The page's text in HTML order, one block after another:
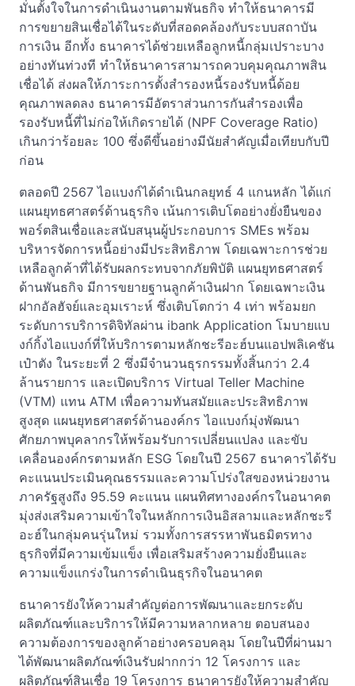
มั่นตั้งใจในการดำเนินงานตามพันธกิจ ทำให้ธนาคารมี
การขยายสินเชื่อได้ในระดับที่สอดคล้องกับระบบสถาบัน
การเงิน อีกทั้ง ธนาคารได้ช่วยเหลือลูกหนี้กลุ่มเปราะบาง
อย่างทันท่วงที ทำให้ธนาคารสามารถควบคุมคุณภาพสิน
เชื่อได้ ส่งผลให้ภาระการตั้งสำรองหนี้รองรับหนี้ด้อย
คุณภาพลดลง ธนาคารมีอัตราส่วนการกันสำรองเพื่อ
รองรับหนี้ที่ไม่ก่อให้เกิดรายได้ (NPF Coverage Ratio)
เกินกว่าร้อยละ 100 ซึ่งดีขึ้นอย่างมีนัยสำคัญเมื่อเทียบกับปี
ก่อน
ตลอดปี 2567 ไอแบงก์ได้ดำเนินกลยุทธ์ 4 แกนหลัก ได้แก่
แผนยุทธศาสตร์ด้านธุรกิจ เน้นการเติบโตอย่างยั่งยืนของ
พอร์ตสินเชื่อและสนับสนุนผู้ประกอบการ SMEs พร้อม
บริหารจัดการหนี้อย่างมีประสิทธิภาพ โดยเฉพาะการช่วย
เหลือลูกค้าที่ได้รับผลกระทบจากภัยพิบัติ แผนยุทธศาสตร์
ด้านพันธกิจ มีการขยายฐานลูกค้าเงินฝาก โดยเฉพาะเงิน
ฝากอัลฮัจย์และอุมเราะห์ ซึ่งเติบโตกว่า 4 เท่า พร้อมยก
ระดับการบริการดิจิทัลผ่าน ibank Application โมบายแบ
งก์กิ้งไอแบงก์ที่ให้บริการตามหลักชะรีอะฮ์บนแอปพลิเคชัน
เป๋าตัง ในระยะที่ 2 ซึ่งมีจำนวนธุรกรรมทั้งสิ้นกว่า 2.4
ล้านรายการ และเปิดบริการ Virtual Teller Machine
(VTM) แทน ATM เพื่อความทันสมัยและประสิทธิภาพ
สูงสุด แผนยุทธศาสตร์ด้านองค์กร ไอแบงก์มุ่งพัฒนา
ศักยภาพบุคลากรให้พร้อมรับการเปลี่ยนแปลง และขับ
เคลื่อนองค์กรตามหลัก ESG โดยในปี 2567 ธนาคารได้รับ
คะแนนประเมินคุณธรรมและความโปร่งใสของหน่วยงาน
ภาครัฐสูงถึง 95.59 คะแนน แผนทิศทางองค์กรในอนาคต
มุ่งส่งเสริมความเข้าใจในหลักการเงินอิสลามและหลักชะรี
อะฮ์ในกลุ่มคนรุ่นใหม่ รวมทั้งการสรรหาพันธมิตรทาง
ธุรกิจที่มีความเข้มแข็ง เพื่อเสริมสร้างความยั่งยืนและ
ความแข็งแกร่งในการดำเนินธุรกิจในอนาคต
ธนาคารยังให้ความสำคัญต่อการพัฒนาและยกระดับ
ผลิตภัณฑ์และบริการให้มีความหลากหลาย ตอบสนอง
ความต้องการของลูกค้าอย่างครอบคลุม โดยในปีที่ผ่านมา
ได้พัฒนาผลิตภัณฑ์เงินรับฝากกว่า 12 โครงการ และ
ผลิตภัณฑ์สินเชื่อ 19 โครงการ ธนาคารยังให้ความสำคัญ